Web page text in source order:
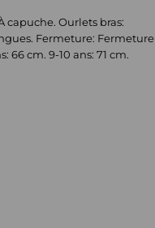
capuche. Ourlets bras:
Fermeture: Fermeture
66 cm. 9-10 ans: 71 cm.